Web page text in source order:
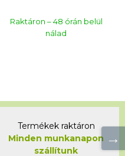
Raktáron – 48 órán belül
nálad
Termékek raktáron
Minden munkanapon
szállítunk